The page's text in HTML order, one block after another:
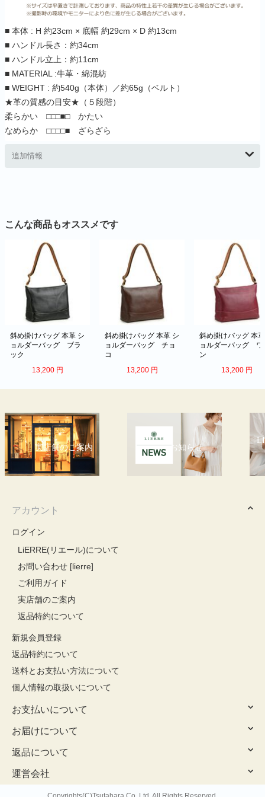
■ 本体 : H 約23cm × 底幅 約29cm × D 約13cm
■ ハンドル長さ：約34cm
■ ハンドル立上：約11cm
■ MATERIAL :牛革・綿混紡
■ WEIGHT : 約540g（本体）／約65g（ベルト）
★革の質感の目安★（５段階）
柔らかい □□□■□ かたい
なめらか □□□□■ ざらざら
追加情報
こんな商品もオススメです
斜め掛けバッグ 本革 シ
ョルダーバッグ ブラ
ック
13,200 円
斜め掛けバッグ 本革 シ
ョルダーバッグ チョ
コ
13,200 円
斜め掛けバッグ 本
ョルダーバッグ ワ
ン
13,200 円
お知らせ
LIERRE（リエール）につい
て
アカウント
ログイン
LiERRE(リエール)について
お問い合わせ [lierre]
ご利用ガイド
実店舗のご案内
返品特約について
新規会員登録
返品特約について
送料とお支払い方法について
個人情報の取扱いについて
お支払いについて
お届けについて
返品について
運営会社